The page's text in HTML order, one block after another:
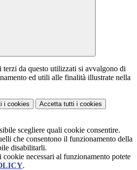
terzi da questo utilizzati si avvalgono di
ed utili alle finalità illustrate nella
i cookies Accetta tutti i cookies
scegliere quali cookie consentire.
che consentono il funzionamento della
disabilitarli.
cookie necessari al funzionamento potete
.